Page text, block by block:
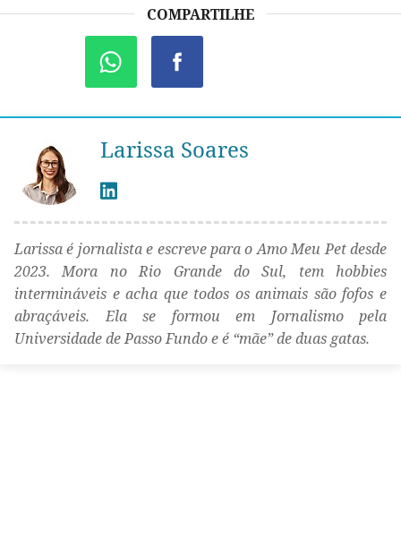
COMPARTILHE
Larissa Soares
Larissa é jornalista e escreve para o Amo Meu Pet desde
2023. Mora no Rio Grande do Sul, tem hobbies
intermináveis e acha que todos os animais são fofos e
abraçáveis. Ela se formou em Jornalismo pela
Universidade de Passo Fundo e é “mãe” de duas gatas.